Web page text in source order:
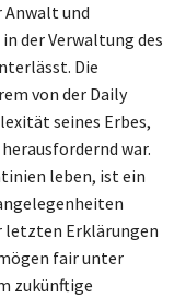
Anwalt und
der Verwaltung des
Die
von der Daily
seines Erbes,
war.
leben, ist ein
letzten Erklärungen
fair unter
zukünftige